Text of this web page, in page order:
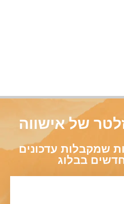
של אישווה
שמקבלות עדכונים
בבלוג